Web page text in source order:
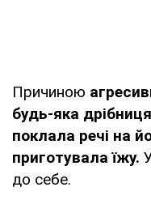
Причиною
будь-яка
поклала речі на
приготувала їжу.
до себе.